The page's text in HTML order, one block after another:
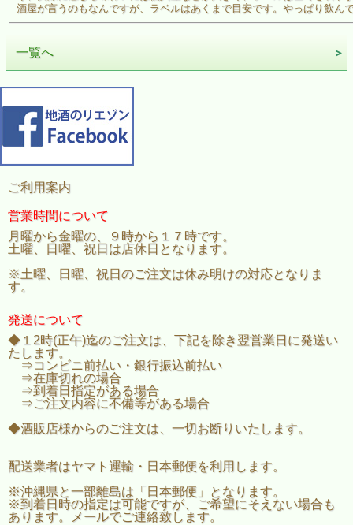
酒屋が言うのもなんですが、ラベルはあくまで目安です。やっぱり飲ん
一覧へ
ご利用案内
営業時間について
月曜から金曜の、９時から１７時です。
土曜、日曜、祝日は店休日となります。
※土曜、日曜、祝日のご注文は休み明けの対応となりま
す。
発送について
◆１2時(正午)迄のご注文は、下記を除き翌営業日に発送い
たします。
⇒コンビニ前払い・銀行振込前払い
⇒在庫切れの場合
⇒到着日指定がある場合
⇒ご注文内容に不備等がある場合
◆酒販店様からのご注文は、一切お断りいたします。
配送業者はヤマト運輸・日本郵便を利用します。
※沖縄県と一部離島は「日本郵便」となります。
※到着日時の指定は可能ですが、ご希望にそえない場合も
あります。メールでご連絡致します。